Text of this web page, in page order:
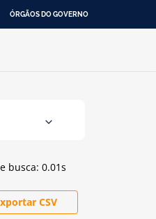
ÓRGÃOS DO GOVERNO
busca: 0.01s
CSV